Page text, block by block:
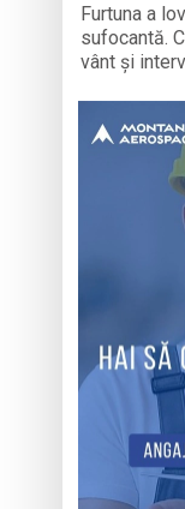
Furtuna a
sufocantă.
vânt și